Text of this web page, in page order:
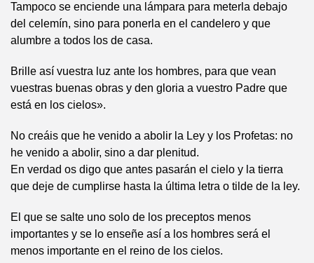
Tampoco se enciende una lámpara para meterla debajo
del celemín, sino para ponerla en el candelero y que
alumbre a todos los de casa.
Brille así vuestra luz ante los hombres, para que vean
vuestras buenas obras y den gloria a vuestro Padre que
está en los cielos».
No creáis que he venido a abolir la Ley y los Profetas: no
he venido a abolir, sino a dar plenitud.
En verdad os digo que antes pasarán el cielo y la tierra
que deje de cumplirse hasta la última letra o tilde de la ley.
El que se salte uno solo de los preceptos menos
importantes y se lo enseñe así a los hombres será el
menos importante en el reino de los cielos.